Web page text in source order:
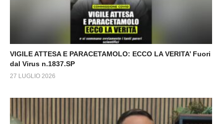
VIGILE ATTESA E PARACETAMOLO: ECCO LA VERITA’ Fuori
dal Virus n.1837.SP
27 LUGLIO 2026